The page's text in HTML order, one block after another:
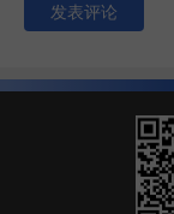
发表评论